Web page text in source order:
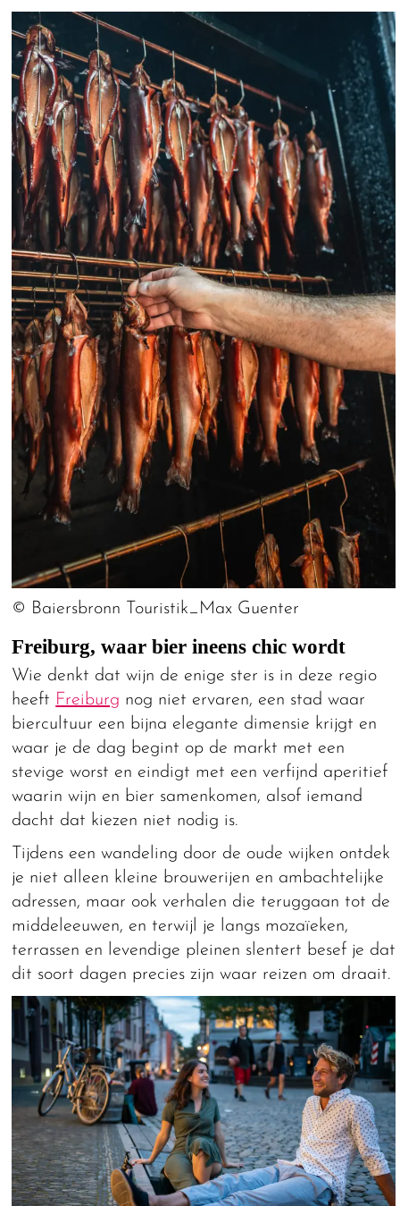
© Baiersbronn Touristik_Max Guenter
Freiburg, waar bier ineens chic wordt
Wie denkt dat wijn de enige ster is in deze regio
heeft Freiburg nog niet ervaren, een stad waar
biercultuur een bijna elegante dimensie krijgt en
waar je de dag begint op de markt met een
stevige worst en eindigt met een verfijnd aperitief
waarin wijn en bier samenkomen, alsof iemand
dacht dat kiezen niet nodig is.
Tijdens een wandeling door de oude wijken ontdek
je niet alleen kleine brouwerijen en ambachtelijke
adressen, maar ook verhalen die teruggaan tot de
middeleeuwen, en terwijl je langs mozaïeken,
terrassen en levendige pleinen slentert besef je dat
dit soort dagen precies zijn waar reizen om draait.